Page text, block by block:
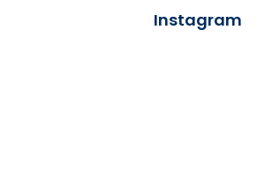
Arquebisbat de Barcelona
Instagram